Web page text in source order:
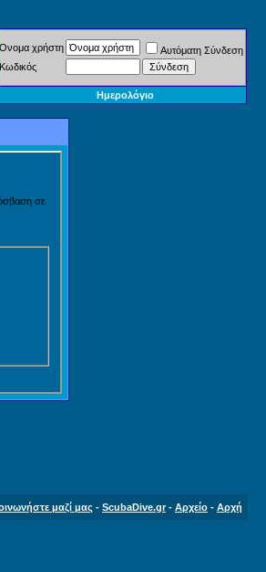
Όνομα χρήστη
Αυτόματη Σύνδεση
Κωδικός
Ημερολόγιο
σε
μαζί μας - ScubaDive.gr- Αρχείο - Αρχή